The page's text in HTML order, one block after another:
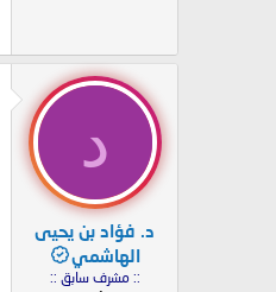
د
د. فؤاد بن يحيى
الهاشمي
:: مشرف سابق ::